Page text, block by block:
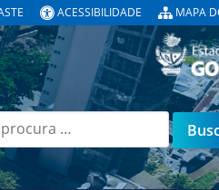
ACESSIBILIDADE MAPA